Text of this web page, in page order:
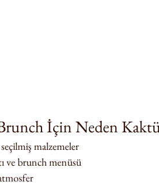
İçin Neden
malzemeler
ve brunch menüsü